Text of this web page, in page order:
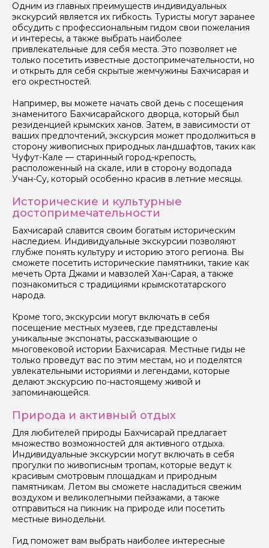
Одним из главных преимуществ индивидуальных
экскурсий является их гибкость. Туристы могут заранее
обсудить с профессиональным гидом свои пожелания
и интересы, а также выбрать наиболее
привлекательные для себя места. Это позволяет не
только посетить известные достопримечательности, но
и открыть для себя скрытые жемчужины Бахчисарая и
его окрестностей.
Например, вы можете начать свой день с посещения
знаменитого Бахчисарайского дворца, который был
резиденцией крымских ханов. Затем, в зависимости от
ваших предпочтений, экскурсия может продолжиться в
сторону живописных природных ландшафтов, таких как
Чуфут-Кале — старинный город-крепость,
расположенный на скале, или в сторону водопада
Учан-Су, который особенно красив в летние месяцы.
Исторические и культурные
достопримечательности
Бахчисарай славится своим богатым историческим
наследием. Индивидуальные экскурсии позволяют
глубже понять культуру и историю этого региона. Вы
сможете посетить исторические памятники, такие как
мечеть Орта Джами и мавзолей Хан-Сарая, а также
познакомиться с традициями крымскотатарского
народа.
Кроме того, экскурсии могут включать в себя
посещение местных музеев, где представлены
уникальные экспонаты, рассказывающие о
многовековой истории Бахчисарая. Местные гиды не
только проведут вас по этим местам, но и поделятся
увлекательными историями и легендами, которые
делают экскурсию по-настоящему живой и
запоминающейся.
Природа и активный отдых
Для любителей природы Бахчисарай предлагает
множество возможностей для активного отдыха.
Индивидуальные экскурсии могут включать в себя
прогулки по живописным тропам, которые ведут к
красивым смотровым площадкам и природным
памятникам. Летом вы сможете насладиться свежим
воздухом и великолепными пейзажами, а также
отправиться на пикник на природе или посетить
местные винодельни.
Гид поможет вам выбрать наиболее интересные
Задайте свой вопрос гиду
Как вас зовут
Ваша электронная почта
Ваш номер телефона
Вопросы и комментарии
Если у вас есть интересующие вопросы, можете их
задать
Я даю своё согласие на обработку персональных
данных